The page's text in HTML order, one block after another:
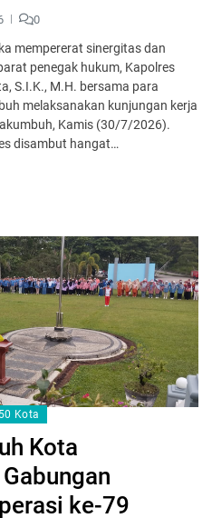
0
mempererat sinergitas dan
penegak hukum, Kapolres
S.I.K., M.H. bersama para
melaksanakan kunjungan kerja
Kamis (30/7/2026).
disambut hangat…
Kota
Kota
ke-79